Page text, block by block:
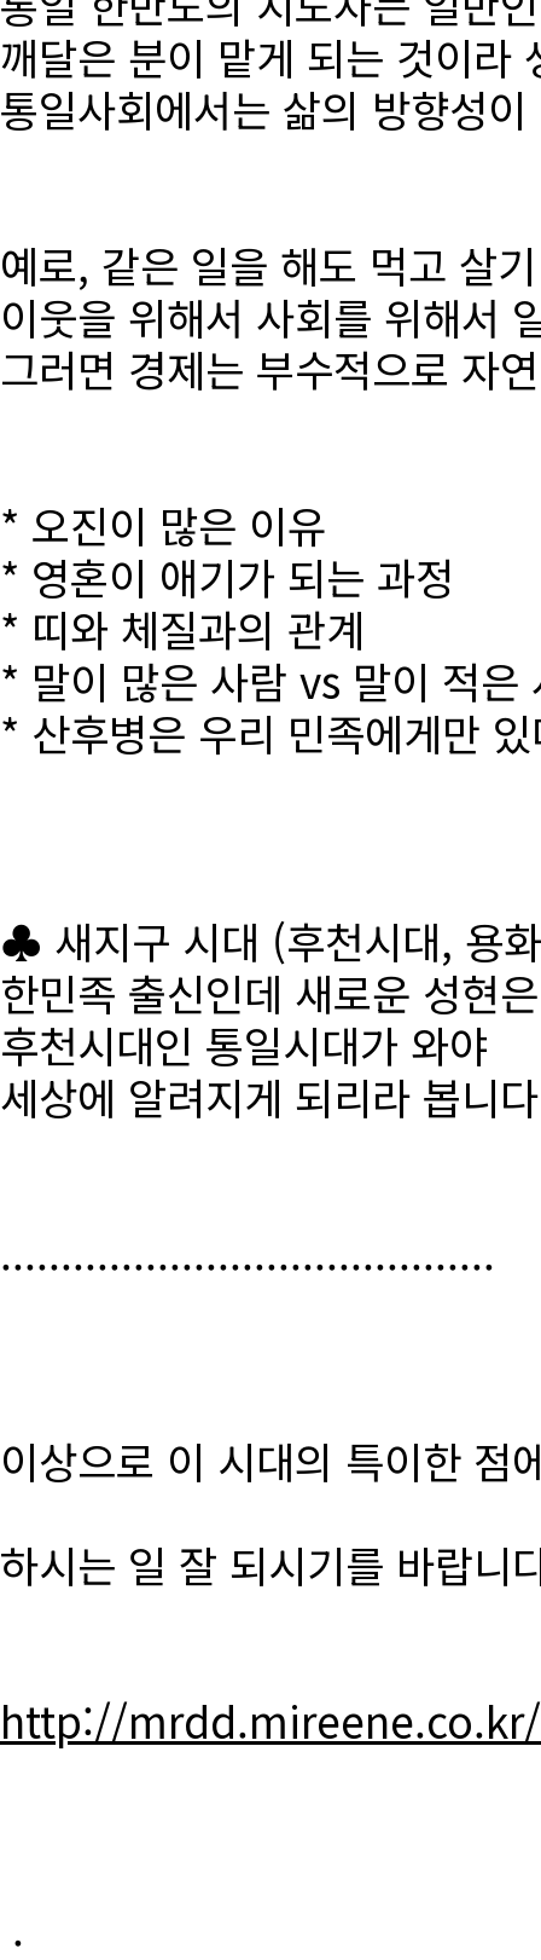
깨달은 분이 맡게 되는 것이라
통일사회에서는 삶의 방향성
예로, 같은 일을 해도 먹고 살
이웃을 위해서 사회를 위해서
그러면 경제는 부수적으로 자
* 오진이 많은 이유
* 영혼이 애기가 되는 과정
* 띠와 체질과의 관계
* 말이 많은 사람 vs 말이 적은
* 산후병은 우리 민족에게만
♣ 새지구 시대 (후천시대, 용
한민족 출신인데 새로운 성현
후천시대인 통일시대가 와야
세상에 알려지게 되리라 봅니
.........................................
이상으로 이 시대의 특이한 점
하시는 일 잘 되시기를 바랍니
http://
.